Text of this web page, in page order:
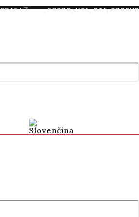
EBAF Library,EBSCO,NTA,OTA,SCOPUS